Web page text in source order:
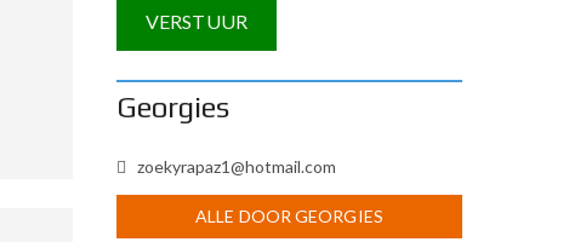
A
l
e
Georgies
zoekyrapaz1@hotmail.com
ALLE DOOR GEORGIES